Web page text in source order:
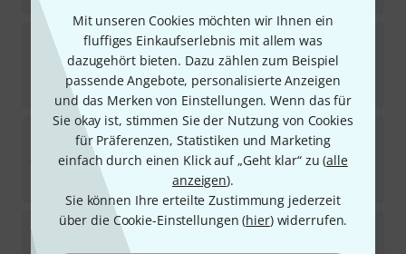
Mit unseren Cookies möchten wir Ihnen ein
fluffiges Einkaufserlebnis mit allem was
dazugehört bieten. Dazu zählen zum Beispiel
passende Angebote, personalisierte Anzeigen
und das Merken von Einstellungen. Wenn das für
Sie okay ist, stimmen Sie der Nutzung von Cookies
für Präferenzen, Statistiken und Marketing
einfach durch einen Klick auf „Geht klar“ zu (alle
anzeigen).
Sie können Ihre erteilte Zustimmung jederzeit
über die Cookie-Einstellungen (hier) widerrufen.
DPA 4098-DC-G-B01-015
Sofort lieferbar
698 €
DPA 4099-DP-1-101-A
In 1–2 Wochen lieferbar
DPA4098-DC-G-B00-015